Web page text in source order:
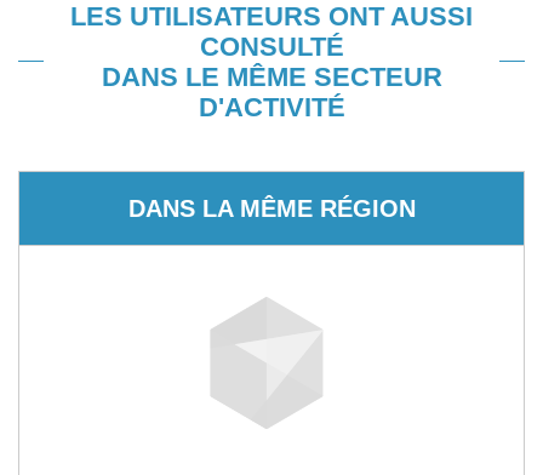
LES UTILISATEURS ONT AUSSI
CONSULTÉ
DANS LE MÊME SECTEUR
D'ACTIVITÉ
DANS LA MÊME RÉGION